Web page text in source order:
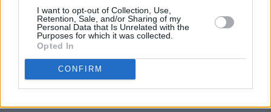
I want to opt-out of Collection, Use,
Retention, Sale, and/or Sharing of my
Personal Data that Is Unrelated with the
Purposes for which it was collected.
Opted In
CONFIRM